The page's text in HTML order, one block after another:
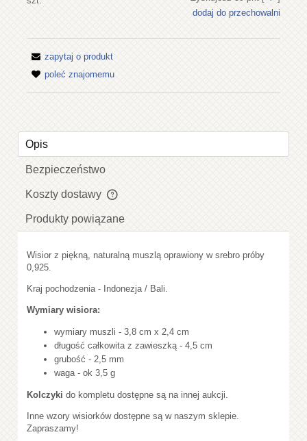
dodaj do przechowalni
zapytaj o produkt
poleć znajomemu
Opis
Bezpieczeństwo
Koszty dostawy
Cena nie zawiera ewentualnych kosztów płatności
Produkty powiązane
Wisior z piękną, naturalną muszlą oprawiony w srebro próby
0,925.
Kraj pochodzenia - Indonezja / Bali.
Wymiary wisiora:
wymiary muszli - 3,8 cm x 2,4 cm
długość całkowita z zawieszką - 4,5 cm
grubość - 2,5 mm
waga - ok 3,5 g
Kolczyki do kompletu dostępne są na innej aukcji.
Inne wzory wisiorków dostępne są w naszym sklepie.
Zapraszamy!